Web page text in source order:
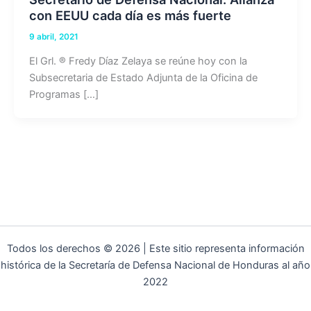
con EEUU cada día es más fuerte
9 abril, 2021
El Grl. ® Fredy Díaz Zelaya se reúne hoy con la
Subsecretaria de Estado Adjunta de la Oficina de
Programas […]
Todos los derechos © 2026 | Este sitio representa información
histórica de la Secretaría de Defensa Nacional de Honduras al año
2022